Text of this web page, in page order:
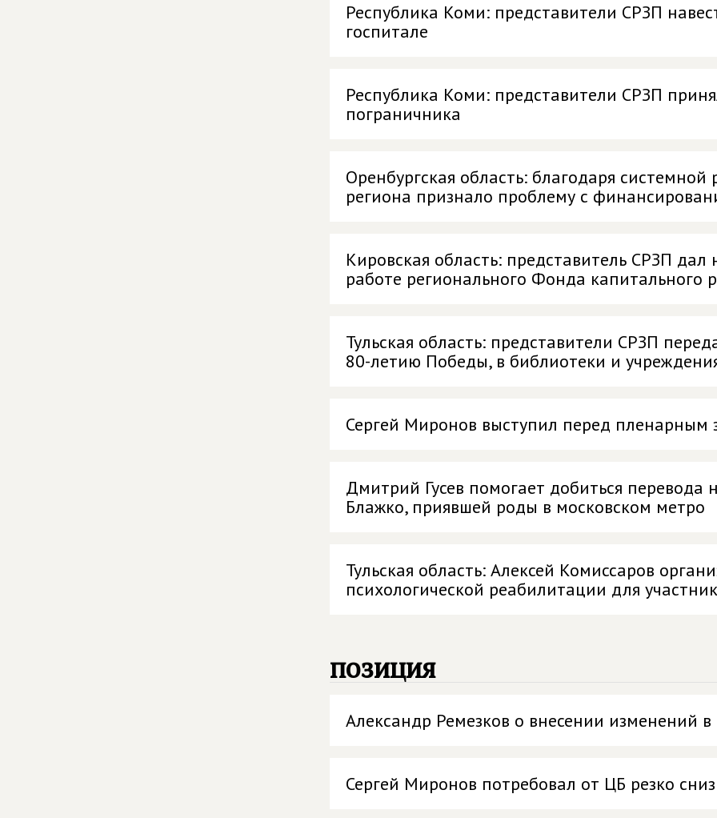
Республика Коми: представители СРЗП
госпитале
Республика Коми: представители СРЗП
пограничника
Оренбургская область: благодаря
региона признало проблему с
Кировская область: представитель СРЗП
работе регионального Фонда капитального
Тульская область: представители СРЗП
80-летию Победы, в библиотеки и
Сергей Миронов выступил перед пленарным
Дмитрий Гусев помогает добиться
Блажко, приявшей роды в московском метро
Тульская область: Алексей Комиссаров
психологической реабилитации для
позиция
Александр Ремезков о внесении изменений
Сергей Миронов потребовал от ЦБ резко